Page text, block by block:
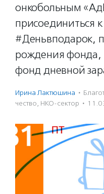
онкобольным
присоединиться
#Деньвподарок,
рождения фонда,
фонд дневной
Ирина Лактюшина ·
чест­во, НКО-сектор ·